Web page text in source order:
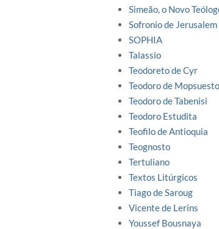
Simeão, o Novo
Sofronio de Jerusalem
SOPHIA
Talassio
Teodoreto de Cyr
Teodoro de Mopsuesto
Teodoro de Tabenisi
Teodoro Estudita
Teofilo de Antioquia
Teognosto
Tertuliano
Textos Litúrgicos
Tiago de Saroug
Vicente de Lerins
Youssef Bousnaya